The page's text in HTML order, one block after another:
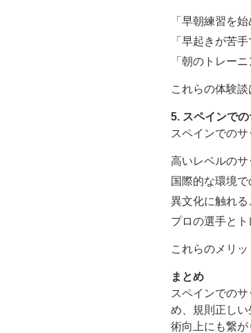
「早朝練習を
「早起きが苦
「朝のトレー
これらの体験
5. スペインで
スペインでの
高いレベルの
国際的な環境
異文化に触れ
プロの選手と
これらのメリ
まとめ
スペインでの
め、規則正し
術向上にも繋が